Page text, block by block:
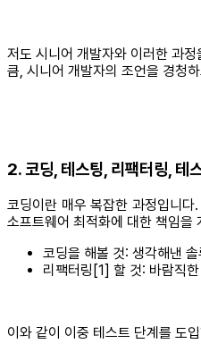
저도 시니어 개발자와 이러한 과
큼, 시니어 개발자의 조언을 경청
2. 코딩, 테스팅, 리팩터링, 테
코딩이란 매우 복잡한 과정입니
소프트웨어 최적화에 대한 책임을
코딩을 해볼 것: 생각해낸
리팩터링[1] 할 것: 바람직
이와 같이 이중 테스트 단계를 도